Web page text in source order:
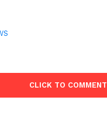
CLICK TO COMMENT